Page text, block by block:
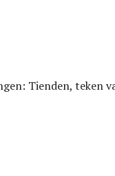
Tienden, teken